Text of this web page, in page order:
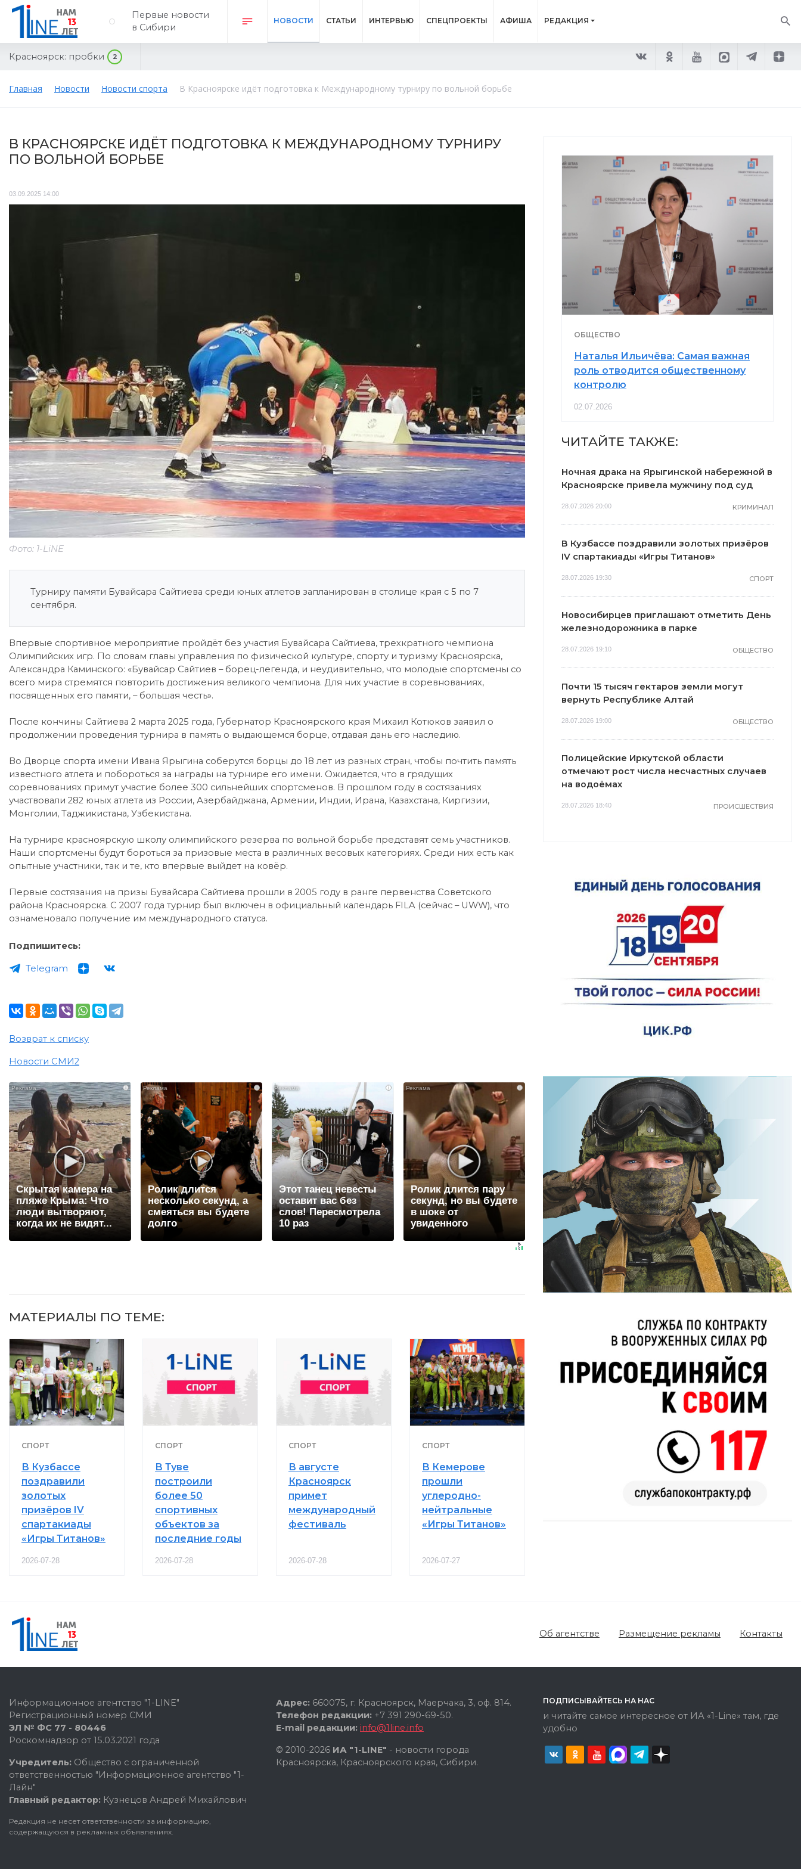
Первые новости
в Сибири
НОВОСТИ СТАТЬИ ИНТЕРВЬЮ СПЕЦПРОЕКТЫ АФИША РЕДАКЦИЯ
Красноярск: пробки 2
Главная Новости Новости спорта В Красноярске идёт подготовка к Международному турниру по вольной борьбе
В КРАСНОЯРСКЕ ИДЁТ ПОДГОТОВКА К МЕЖДУНАРОДНОМУ ТУРНИРУ
ПО ВОЛЬНОЙ БОРЬБЕ
03.09.2025 14:00
Фото: 1-LiNE
Турниру памяти Бувайсара Сайтиева среди юных атлетов запланирован в столице края с 5 по 7
сентября.
Впервые спортивное мероприятие пройдёт без участия Бувайсара Сайтиева, трехкратного чемпиона
Олимпийских игр. По словам главы управления по физической культуре, спорту и туризму Красноярска,
Александра Каминского: «Бувайсар Сайтиев – борец-легенда, и неудивительно, что молодые спортсмены со
всего мира стремятся повторить достижения великого чемпиона. Для них участие в соревнованиях,
посвященных его памяти, – большая честь».
После кончины Сайтиева 2 марта 2025 года, Губернатор Красноярского края Михаил Котюков заявил о
продолжении проведения турнира в память о выдающемся борце, отдавая дань его наследию.
Во Дворце спорта имени Ивана Ярыгина соберутся борцы до 18 лет из разных стран, чтобы почтить память
известного атлета и побороться за награды на турнире его имени. Ожидается, что в грядущих
соревнованиях примут участие более 300 сильнейших спортсменов. В прошлом году в состязаниях
участвовали 282 юных атлета из России, Азербайджана, Армении, Индии, Ирана, Казахстана, Киргизии,
Монголии, Таджикистана, Узбекистана.
На турнире красноярскую школу олимпийского резерва по вольной борьбе представят семь участников.
Наши спортсмены будут бороться за призовые места в различных весовых категориях. Среди них есть как
опытные участники, так и те, кто впервые выйдет на ковёр.
Первые состязания на призы Бувайсара Сайтиева прошли в 2005 году в ранге первенства Советского
района Красноярска. С 2007 года турнир был включен в официальный календарь FILA (сейчас – UWW), что
ознаменовало получение им международного статуса.
Подпишитесь:
Telegram
Возврат к списку
Новости СМИ2
i
Скрытая камера на
пляже Крыма: Что
люди вытворяют,
когда их не видят...
i
Ролик длится
несколько секунд, а
смеяться вы будете
долго
i
Этот танец невесты
оставит вас без
слов! Пересмотрела
10 раз
i
Ролик длится пару
секунд, но вы будете
в шоке от
увиденного
МАТЕРИАЛЫ ПО ТЕМЕ:
СПОРТ
В Кузбассе
поздравили
золотых
призёров IV
спартакиады
«Игры Титанов»
2026-07-28
СПОРТ
В Туве
построили
более 50
спортивных
объектов за
последние годы
2026-07-28
СПОРТ
В августе
Красноярск
примет
международный
фестиваль
2026-07-28
СПОРТ
В Кемерове
прошли
углеродно-
нейтральные
«Игры Титанов»
2026-07-27
ОБЩЕСТВО
Наталья Ильичёва: Самая важная
роль отводится общественному
контролю
02.07.2026
ЧИТАЙТЕ ТАКЖЕ:
Ночная драка на Ярыгинской набережной в
Красноярске привела мужчину под суд
28.07.2026 20:00 КРИМИНАЛ
В Кузбассе поздравили золотых призёров
IV спартакиады «Игры Титанов»
28.07.2026 19:30 СПОРТ
Новосибирцев приглашают отметить День
железнодорожника в парке
28.07.2026 19:10 ОБЩЕСТВО
Почти 15 тысяч гектаров земли могут
вернуть Республике Алтай
28.07.2026 19:00 ОБЩЕСТВО
Полицейские Иркутской области
отмечают рост числа несчастных случаев
на водоёмах
28.07.2026 18:40 ПРОИСШЕСТВИЯ
Об агентстве Размещение рекламы Контакты
Информационное агентство "1-LINE"
Регистрационный номер СМИ
ЭЛ № ФС 77 - 80446
Роскомнадзор от 15.03.2021 года
Учредитель: Общество с ограниченной
ответственностью "Информационное агентство "1-
Лайн"
Главный редактор: Кузнецов Андрей Михайлович
Редакция не несет ответственности за информацию,
содержащуюся в рекламных объявлениях.
Адрес: 660075, г. Красноярск, Маерчака, 3, оф. 814.
Телефон редакции: +7 391 290-69-50.
E-mail редакции: info@1line.info
© 2010-2026 ИА "1-LINE" - новости города
Красноярска, Красноярского края, Сибири.
ПОДПИСЫВАЙТЕСЬ НА НАС
и читайте самое интересное от ИА «1-Line» там, где
удобно